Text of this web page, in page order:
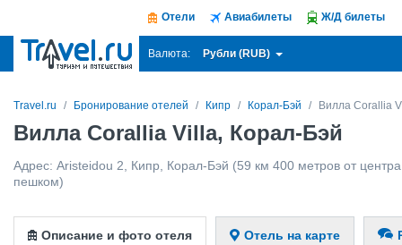
Отели Авиабилеты Ж/Д билеты
Валюта: Рубли (RUB)
Travel.ru Бронирование отелей Кипр Корал-Бэй Вилла Corallia
Вилла Corallia Villa, Корал-Бэй
Адрес: Aristeidou 2 Кипр Корал-Бэй (59 км 400 метров от
пешком)
Описание и фото отеля Отель на карте